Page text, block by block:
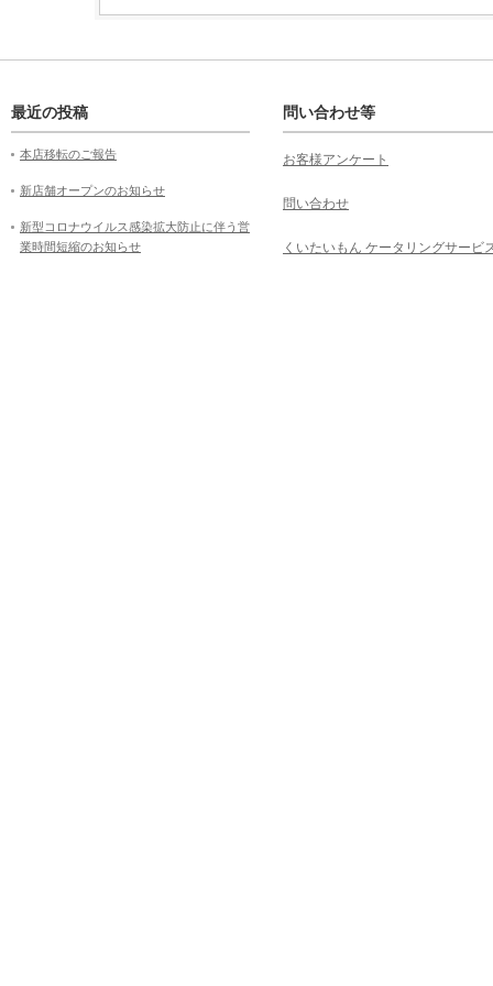
最近の投稿
本店移転のご報告
新店舗オープンのお知らせ
新型コロナウイルス感染拡大防止に伴う営
業時間短縮のお知らせ
問い合わせ等
お客様アンケート
問い合わせ
くいたいもん ケータリングサービ